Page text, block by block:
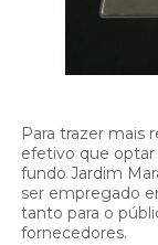
Para trazer mais
efetivo que optar
fundo Jardim
ser empregado
tanto para o
fornecedores.